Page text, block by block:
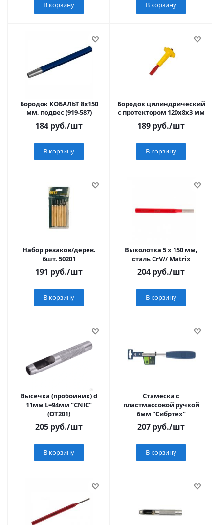
В корзину В корзину
Бородок КОБАЛЬТ 8х150
мм, подвес (919-587)
184 руб./шт
В корзину
Бородок цилиндрический
с протектором 120х8х3 мм
189 руб./шт
В корзину
Набор резаков/дерев.
6шт. 50201
191 руб./шт
В корзину
Выколотка 5 x 150 мм,
сталь CrV// Matrix
204 руб./шт
В корзину
Высечка (пробойник) d
11мм L=94мм "CNIC"
(ОТ201)
205 руб./шт
В корзину
Стамеска с
пластмассовой ручкой
6мм "Сибртех"
207 руб./шт
В корзину